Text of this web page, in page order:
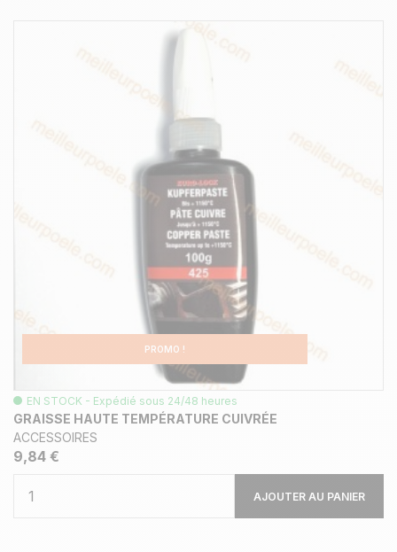
PROMO !
EN STOCK - Expédié sous 24/48 heures
GRAISSE HAUTE TEMPÉRATURE CUIVRÉE
ACCESSOIRES
9,84 €
AJOUTER AU PANIER